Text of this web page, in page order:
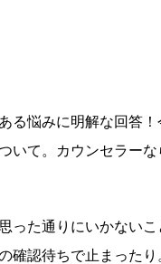
る悩みに明解な回答
いて。カウンセラー
った通りにいかない
確認待ちで止まった